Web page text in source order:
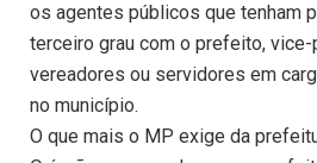
os agentes públicos que tenham
terceiro grau com o prefeito,
vereadores ou servidores em
no município.
O que mais o MP exige da